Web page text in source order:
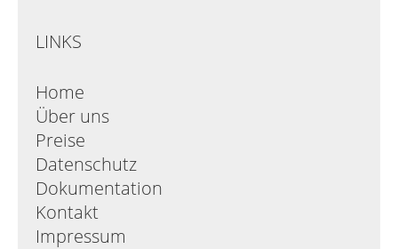
LINKS
Home
Über uns
Preise
Datenschutz
Dokumentation
Kontakt
Impressum